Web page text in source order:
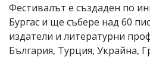
Фестивалът е създаден по
Бургас и ще събере над 60
издатели и литературни
България, Турция, Украйна,